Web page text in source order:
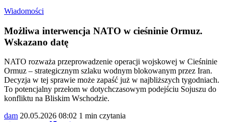
Wiadomości
Możliwa interwencja NATO w cieśninie Ormuz.
Wskazano datę
NATO rozważa przeprowadzenie operacji wojskowej w Cieśninie
Ormuz – strategicznym szlaku wodnym blokowanym przez Iran.
Decyzja w tej sprawie może zapaść już w najbliższych tygodniach.
To potencjalny przełom w dotychczasowym podejściu Sojuszu do
konfliktu na Bliskim Wschodzie.
dam 20.05.2026 08:02 1 min czytania